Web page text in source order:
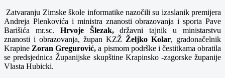
Zatvaranju Zimske škole informatike nazočili su izaslanik premijera
Andreja Plenkovića i ministra znanosti obrazovanja i sporta Pave
Barišića mr.sc. Hrvoje Šlezak,državni tajnik u ministarstvu
znanosti i obrazovanja, župan KZŽ Željko Kolar, gradonačelnik
Krapine Zoran Gregurović,a pismom podrške i čestitkama obratila
se predsjednica Županijske skupštine Krapinsko -zagorske županije
Vlasta Hubicki.